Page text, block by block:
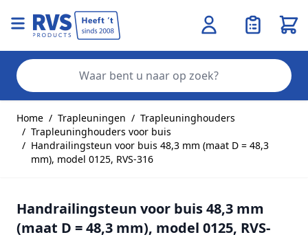
Home / Trapleuningen / Trapleuninghouders
/ Trapleuninghouders voor buis
/ Handrailingsteun voor buis 48,3 mm (maat D = 48,3
mm), model 0125, RVS-316
Handrailingsteun voor buis 48,3 mm
(maat D = 48,3 mm), model 0125, RVS-